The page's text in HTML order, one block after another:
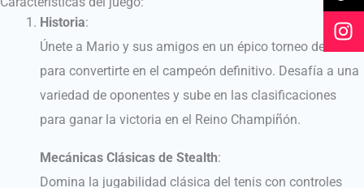
Historia:
Únete a Mario y sus amigos en un épico torneo de tenis
para convertirte en el campeón definitivo. Desafía a una
variedad de oponentes y sube en las clasificaciones
para ganar la victoria en el Reino Champiñón.
Mecánicas Clásicas de Stealth:
Domina la jugabilidad clásica del tenis con controles
o
k
e
r
a